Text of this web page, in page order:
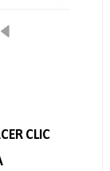
CLIC